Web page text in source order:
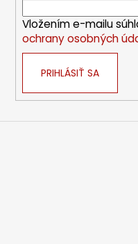
Vložením e-mailu
ochrany osobných
PRIHLÁSIŤ SA